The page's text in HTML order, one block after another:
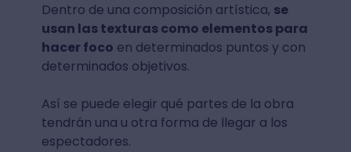
Dentro de una composición artística, se
usan las texturas como elementos para
hacer foco en determinados puntos y con
determinados objetivos.
Así se puede elegir qué partes de la obra
tendrán una u otra forma de llegar a los
espectadores.